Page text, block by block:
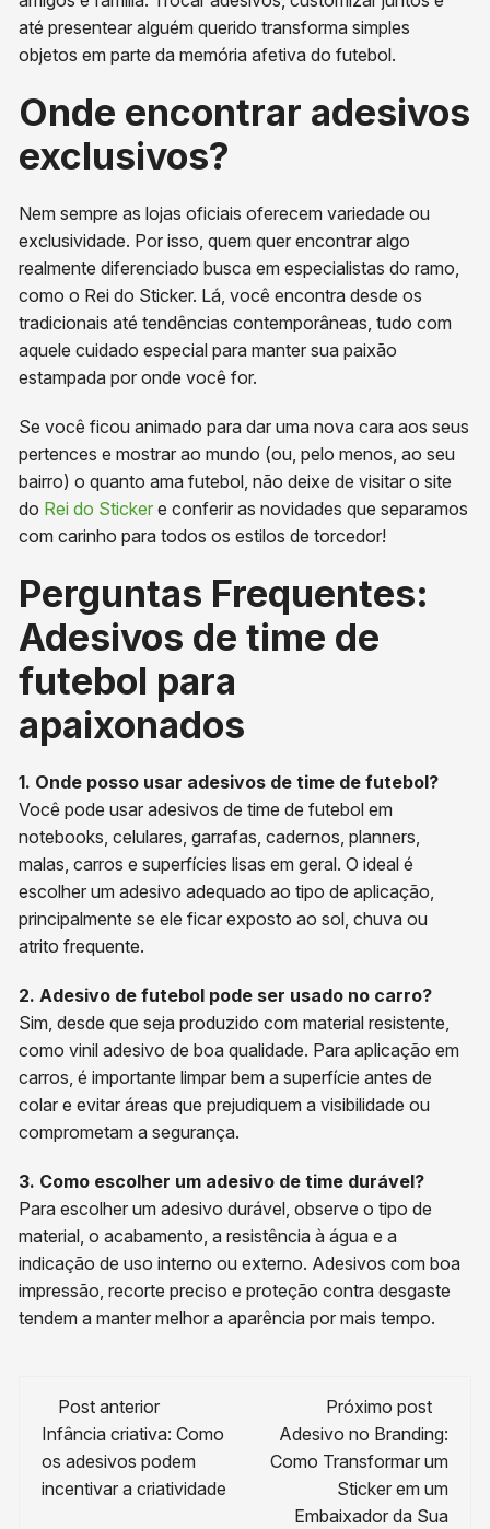
até presentear alguém querido transforma simples
objetos em parte da memória afetiva do futebol.
Onde encontrar adesivos
exclusivos?
Nem sempre as lojas oficiais oferecem variedade ou
exclusividade. Por isso, quem quer encontrar algo
realmente diferenciado busca em especialistas do ramo,
como o Rei do Sticker. Lá, você encontra desde os
tradicionais até tendências contemporâneas, tudo com
aquele cuidado especial para manter sua paixão
estampada por onde você for.
Se você ficou animado para dar uma nova cara aos seus
pertences e mostrar ao mundo (ou, pelo menos, ao seu
bairro) o quanto ama futebol, não deixe de visitar o site
do Rei do Sticker e conferir as novidades que separamos
com carinho para todos os estilos de torcedor!
Perguntas Frequentes:
Adesivos de time de
futebol para
apaixonados
1. Onde posso usar adesivos de time de futebol?
Você pode usar adesivos de time de futebol em
notebooks, celulares, garrafas, cadernos, planners,
malas, carros e superfícies lisas em geral. O ideal é
escolher um adesivo adequado ao tipo de aplicação,
principalmente se ele ficar exposto ao sol, chuva ou
atrito frequente.
2. Adesivo de futebol pode ser usado no carro?
Sim, desde que seja produzido com material resistente,
como vinil adesivo de boa qualidade. Para aplicação em
carros, é importante limpar bem a superfície antes de
colar e evitar áreas que prejudiquem a visibilidade ou
comprometam a segurança.
3. Como escolher um adesivo de time durável?
Para escolher um adesivo durável, observe o tipo de
material, o acabamento, a resistência à água e a
indicação de uso interno ou externo. Adesivos com boa
impressão, recorte preciso e proteção contra desgaste
tendem a manter melhor a aparência por mais tempo.
Navegação
de
post
Post anterior
Infância criativa: Como
os adesivos podem
incentivar a criatividade
Próximo post
Adesivo no Branding:
Como Transformar um
Sticker em um
Embaixador da Sua